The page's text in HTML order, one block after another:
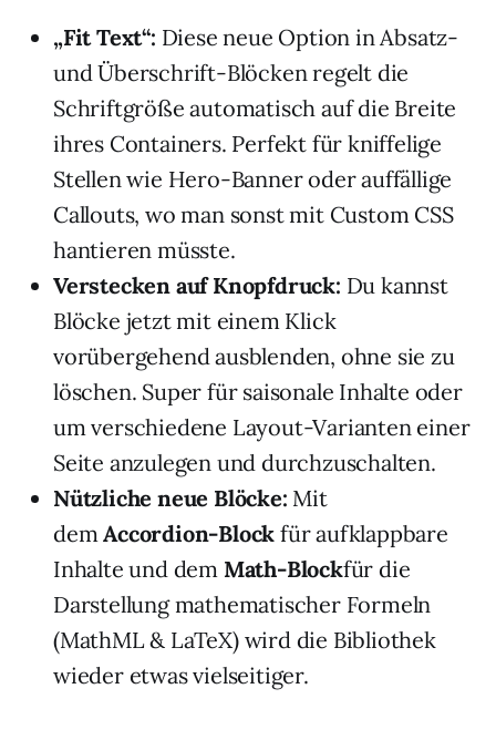
„Fit Text“: Diese neue Option in Absatz-
und Überschrift-Blöcken regelt die
Schriftgröße automatisch auf die Breite
ihres Containers. Perfekt für kniffelige
Stellen wie Hero-Banner oder auffällige
Callouts, wo man sonst mit Custom CSS
hantieren müsste.
Verstecken auf Knopfdruck: Du kannst
Blöcke jetzt mit einem Klick
vorübergehend ausblenden, ohne sie zu
löschen. Super für saisonale Inhalte oder
um verschiedene Layout-Varianten einer
Seite anzulegen und durchzuschalten.
Nützliche neue Blöcke: Mit
demAccordion-Block für aufklappbare
Inhalte und dem Math-Blockfür die
Darstellung mathematischer Formeln
(MathML & LaTeX) wird die Bibliothek
wieder etwas vielseitiger.